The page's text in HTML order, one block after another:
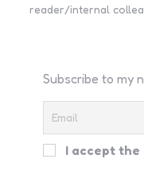
reader/internal
Subscribe to my
I accept